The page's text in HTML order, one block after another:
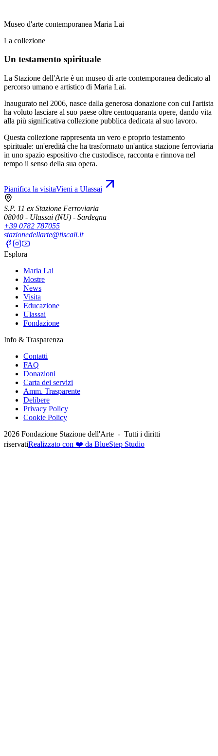
Museo d'arte contemporanea Maria Lai
La collezione
Un testamento spirituale
La Stazione dell'Arte è un museo di arte contemporanea dedicato al
percorso umano e artistico di Maria Lai.
Inaugurato nel 2006, nasce dalla generosa donazione con cui l'artista
ha voluto lasciare al suo paese oltre centoquaranta opere, dando vita
alla più significativa collezione pubblica dedicata al suo lavoro.
Questa collezione rappresenta un vero e proprio testamento
spirituale: un'eredità che ha trasformato un'antica stazione ferroviaria
in uno spazio espositivo che custodisce, racconta e rinnova nel
tempo il senso della sua opera.
Pianifica la visitaVieni a Ulassai
S.P. 11 ex Stazione Ferroviaria
08040 - Ulassai (NU) - Sardegna
+39 0782 787055
stazionedellarte@tiscali.it
Esplora
Maria Lai
Mostre
News
Visita
Educazione
Ulassai
Fondazione
Info & Trasparenza
Contatti
FAQ
Donazioni
Carta dei servizi
Amm. Trasparente
Delibere
Privacy Policy
Cookie Policy
2026 Fondazione Stazione dell'Arte - Tutti i diritti
riservatiRealizzato con ❤️ da BlueStep Studio